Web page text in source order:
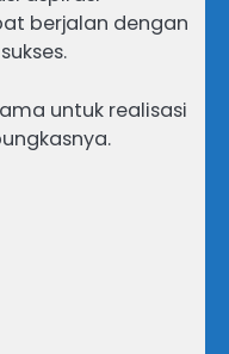
berjalan dengan
untuk realisasi